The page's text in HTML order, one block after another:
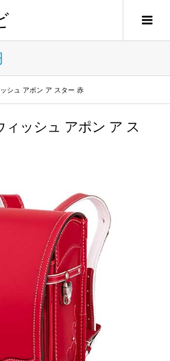
シュ アポン ア スター 赤
ッシュ アポン ア ス